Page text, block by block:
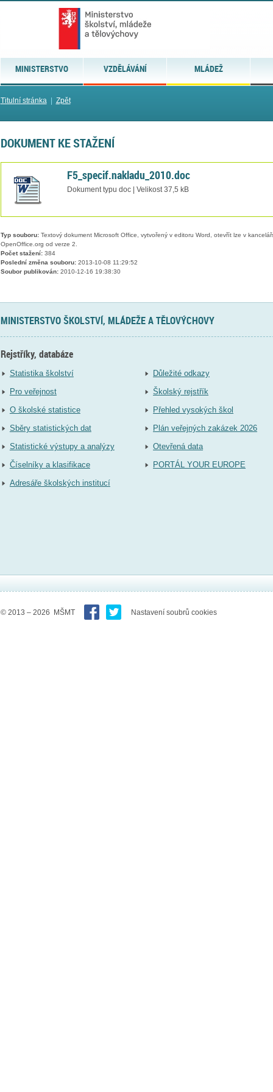
MINISTERSTVO VZDĚLÁVÁNÍ MLÁDEŽ
Titulní stránka| Zpět
DOKUMENT KE STAŽENÍ
F5_specif.nakladu_2010.doc
Dokument typu doc | Velikost 37,5 kB
Typ souboru:Textový dokument Microsoft Office, vytvořený v editoru Word, otevřít lze v
OpenOffice.org od verze 2.
Počet stažení:384
Poslední změna souboru:2013-10-08 11:29:52
Soubor publikován:2010-12-16 19:38:30
MINISTERSTVO ŠKOLSTVÍ, MLÁDEŽE A TĚLOVÝCHOVY
Rejstříky, databáze
Statistika školství
Pro veřejnost
O školské statistice
Sběry statistických dat
Statistické výstupy a analýzy
Číselníky a klasifikace
Adresáře školských institucí
Důležité odkazy
Školský rejstřík
Přehled vysokých škol
Plán veřejných zakázek 2026
Otevřená data
PORTÁL YOUR EUROPE
© 2013 – 2026 MŠMT Nastavení soubrů cookies